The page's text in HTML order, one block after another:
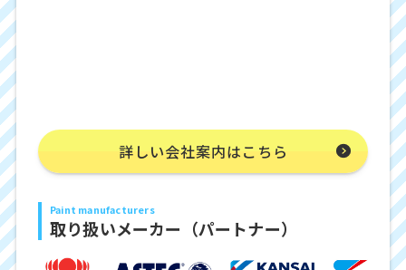
詳しい会社案内はこちら
Paint manufacturers
取り扱いメーカー（パートナー）